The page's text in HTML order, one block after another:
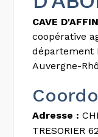
CAVE
coopérative
département
Auvergne-
Adresse :
TRESORIER